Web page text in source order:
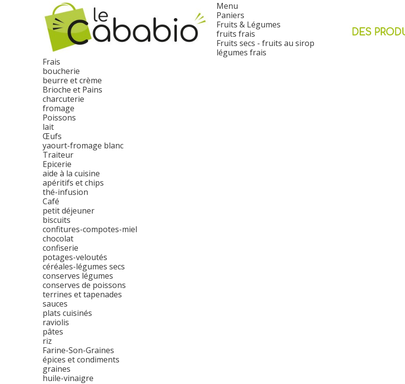
Menu
Paniers
Fruits & Légumes
fruits frais
Fruits secs - fruits au sirop
légumes frais
Frais
boucherie
beurre et crème
Brioche et Pains
charcuterie
fromage
Poissons
lait
Œufs
yaourt-fromage blanc
Traiteur
Epicerie
aide à la cuisine
apéritifs et chips
thé-infusion
Café
petit déjeuner
biscuits
confitures-compotes-miel
chocolat
confiserie
potages-veloutés
céréales-légumes secs
conserves légumes
conserves de poissons
terrines et tapenades
sauces
plats cuisinés
raviolis
pâtes
riz
Farine-Son-Graines
épices et condiments
graines
huile-vinaigre